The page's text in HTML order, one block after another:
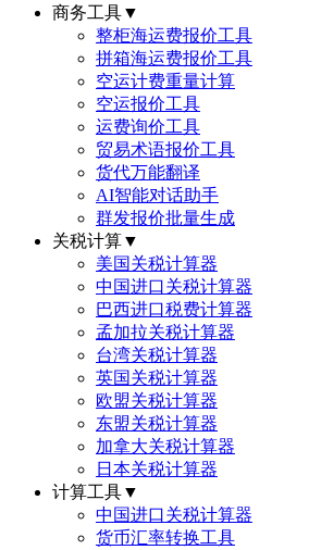
商务工具▼
整柜海运费报价工具
拼箱海运费报价工具
空运计费重量计算
空运报价工具
运费询价工具
贸易术语报价工具
货代万能翻译
AI智能对话助手
群发报价批量生成
关税计算▼
美国关税计算器
中国进口关税计算器
巴西进口税费计算器
孟加拉关税计算器
台湾关税计算器
英国关税计算器
欧盟关税计算器
东盟关税计算器
加拿大关税计算器
日本关税计算器
计算工具▼
中国进口关税计算器
货币汇率转换工具